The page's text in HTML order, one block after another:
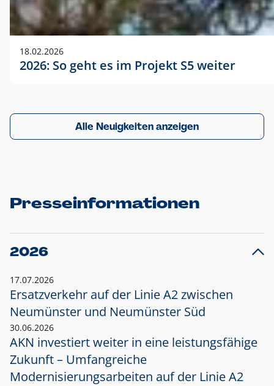
18.02.2026
2026: So geht es im Projekt S5 weiter
Alle Neuigkeiten anzeigen
Presseinformationen
2026
17.07.2026
Ersatzverkehr auf der Linie A2 zwischen
Neumünster und Neumünster Süd
30.06.2026
AKN investiert weiter in eine leistungsfähige
Zukunft – Umfangreiche
Modernisierungsarbeiten auf der Linie A2